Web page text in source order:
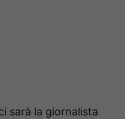
sarà la giornalista